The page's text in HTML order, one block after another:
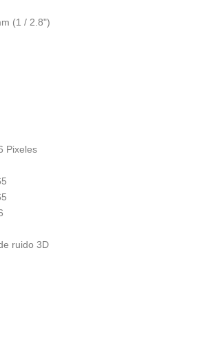
(1 / 2.8")
Pixeles
ruido 3D